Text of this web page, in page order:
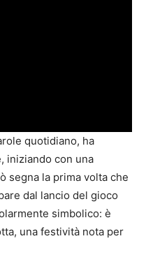
quotidiano, ha
iniziando con una
segna la prima volta che
dal lancio del gioco
simbolico: è
una festività nota per